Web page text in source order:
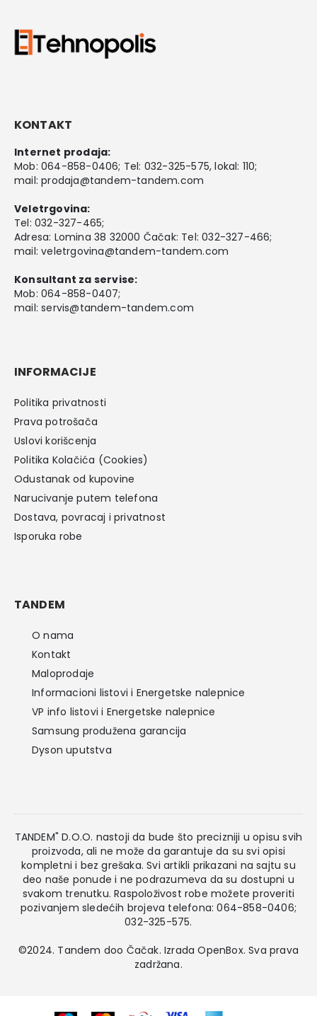
KONTAKT
Internet prodaja:
Mob: 064-858-0406; Tel: 032-325-575, lokal: 110;
mail:prodaja@tandem-tandem.com
Veletrgovina:
Tel: 032-327-465;
Adresa: Lomina 38 32000 Čačak: Tel: 032-327-466;
mail:veletrgovina@tandem-tandem.com
Konsultant za servise:
Mob: 064-858-0407;
mail:servis@tandem-tandem.com
INFORMACIJE
Politika privatnosti
Prava potrošača
Uslovi korišcenja
Politika Kolačića (Cookies)
Odustanak od kupovine
Narucivanje putem telefona
Dostava, povracaj i privatnost
Isporuka robe
TANDEM
O nama
Kontakt
Maloprodaje
Informacioni listovi i Energetske nalepnice
VP info listovi i Energetske nalepnice
Samsung produžena garancija
Dyson uputstva
TANDEM" D.O.O. nastoji da bude što precizniji u opisu svih
proizvoda, ali ne može da garantuje da su svi opisi
kompletni i bez grešaka. Svi artikli prikazani na sajtu su
deo naše ponude i ne podrazumeva da su dostupni u
svakom trenutku. Raspoloživost robe možete proveriti
pozivanjem sledećih brojeva telefona: 064-858-0406;
032-325-575.
©2024. Tandem doo Čačak. IzradaOpenBox. Sva prava
zadržana.